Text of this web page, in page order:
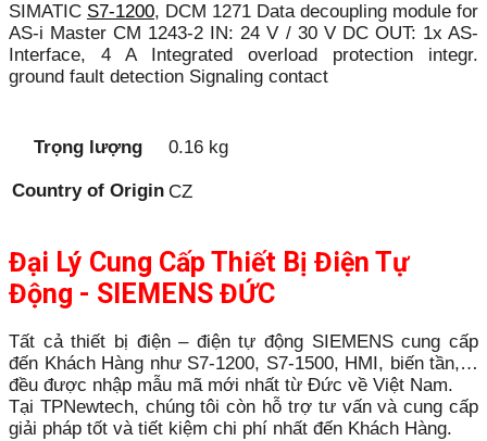
SIMATIC S7-1200, DCM 1271 Data decoupling module for
AS-i Master CM 1243-2 IN: 24 V / 30 V DC OUT: 1x AS-
Interface, 4 A Integrated overload protection integr.
ground fault detection Signaling contact
Trọng lượng 0.16 kg
Country of Origin CZ
Đại Lý Cung Cấp Thiết Bị Điện Tự
Động - SIEMENS ĐỨC
Tất cả thiết bị điện – điện tự động SIEMENS cung cấp
đến Khách Hàng như S7-1200, S7-1500, HMI, biến tần,…
đều được nhập mẫu mã mới nhất từ Đức về Việt Nam.
Tại TPNewtech, chúng tôi còn hỗ trợ tư vấn và cung cấp
giải pháp tốt và tiết kiệm chi phí nhất đến Khách Hàng.